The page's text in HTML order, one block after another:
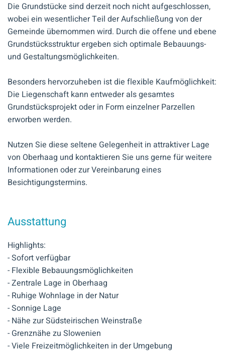
Die Grundstücke sind derzeit noch nicht aufgeschlossen,
wobei ein wesentlicher Teil der Aufschließung von der
Gemeinde übernommen wird. Durch die offene und ebene
Grundstücksstruktur ergeben sich optimale Bebauungs-
und Gestaltungsmöglichkeiten.
Besonders hervorzuheben ist die flexible Kaufmöglichkeit:
Die Liegenschaft kann entweder als gesamtes
Grundstücksprojekt oder in Form einzelner Parzellen
erworben werden.
Nutzen Sie diese seltene Gelegenheit in attraktiver Lage
von Oberhaag und kontaktieren Sie uns gerne für weitere
Informationen oder zur Vereinbarung eines
Besichtigungstermins.
Ausstattung
Highlights:
- Sofort verfügbar
- Flexible Bebauungsmöglichkeiten
- Zentrale Lage in Oberhaag
- Ruhige Wohnlage in der Natur
- Sonnige Lage
- Nähe zur Südsteirischen Weinstraße
- Grenznähe zu Slowenien
- Viele Freizeitmöglichkeiten in der Umgebung